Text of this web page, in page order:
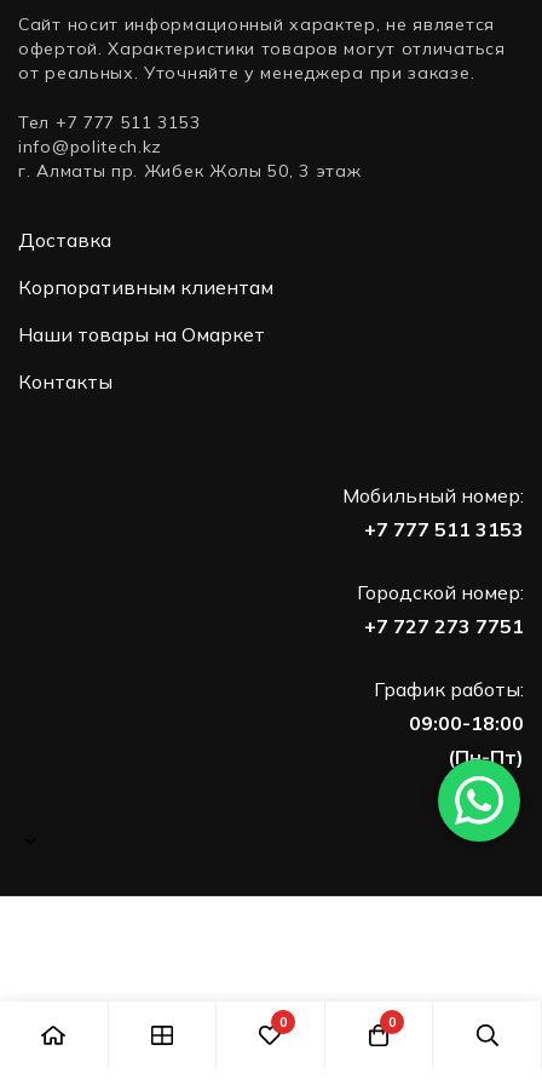
Сайт носит информационный характер, не является
офертой. Характеристики товаров могут отличаться
от реальных. Уточняйте у менеджера при заказе.
Тел +7 777 511 3153
info@politech.kz
г. Алматы пр. Жибек Жолы 50, 3 этаж
Доставка
Корпоративным клиентам
Наши товары на Омаркет
Контакты
Мобильный номер:
+7 777 511 3153
Городской номер:
+7 727 273 7751
График работы:
09:00-18:00
(Пн-Пт)
0 0